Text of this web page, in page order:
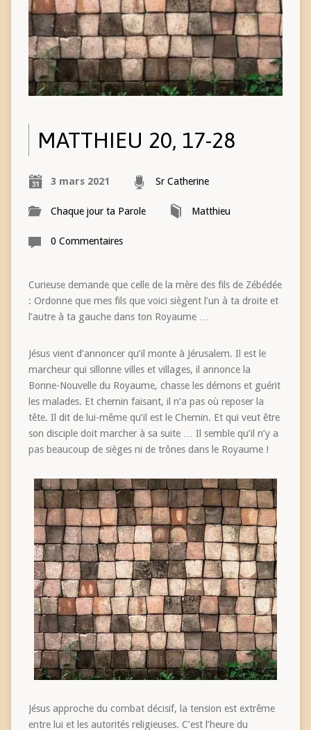
MATTHIEU 20, 17-28
3 mars 2021 Sr Catherine
Chaque jour ta Parole Matthieu
0 Commentaires
Curieuse demande que celle de la mère des fils de Zébédée
: Ordonne que mes fils que voici siègent l’un à ta droite et
l’autre à ta gauche dans ton Royaume …
Jésus vient d’annoncer qu’il monte à Jérusalem. Il est le
marcheur qui sillonne villes et villages, il annonce la
Bonne-Nouvelle du Royaume, chasse les démons et guérit
les malades. Et chemin faisant, il n’a pas où reposer la
tête. Il dit de lui-même qu’il est le Chemin. Et qui veut être
son disciple doit marcher à sa suite … Il semble qu’il n’y a
pas beaucoup de sièges ni de trônes dans le Royaume !
Jésus approche du combat décisif, la tension est extrême
entre lui et les autorités religieuses. C’est l’heure du